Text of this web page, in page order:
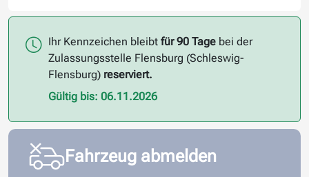
Ihr Kennzeichen bleibtfür 90 Tage bei der
Zulassungsstelle Flensburg (Schleswig-
Flensburg) reserviert.
Gültig bis: 06.11.2026
Fahrzeug abmelden